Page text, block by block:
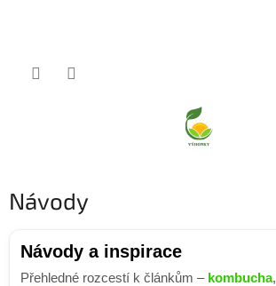
Návody
Návody a inspirace
Přehledné rozcestí k článkům – kombucha,